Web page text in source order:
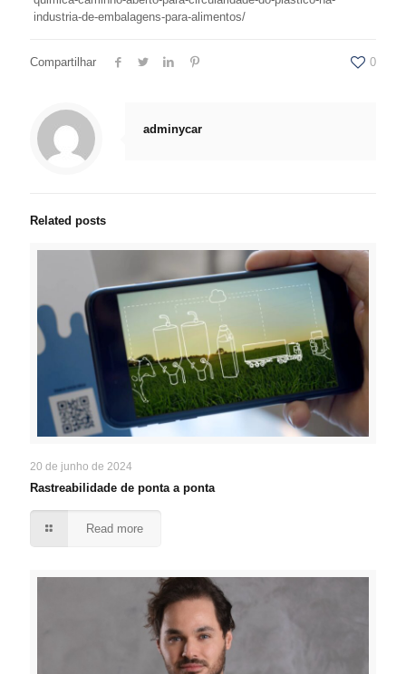
industria-de-embalagens-para-alimentos/
Compartilhar 0
adminycar
Related posts
20 de junho de 2024
Rastreabilidade de ponta a ponta
Read more